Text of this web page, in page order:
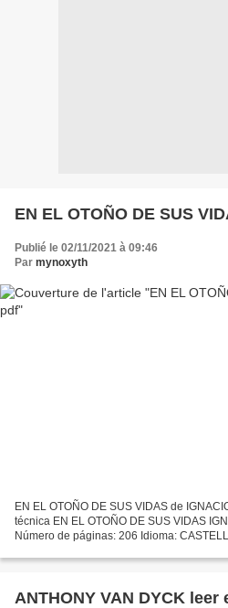
EN EL OTOÑO DE SUS
Publié le 02/11/2021 à 09:46
Par mynoxyth
EN EL OTOÑO DE SUS VIDAS de
técnica EN EL OTOÑO DE SUS VIDAS
Número de páginas: 206 Idioma:
Descargar...
ANTHONY VAN DYCK leer